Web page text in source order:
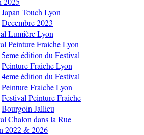
Japan Touch Lyon
Decembre 2023
Lumière Lyon
Peinture Fraiche Lyon
5eme édition du Festival
Peinture Fraiche Lyon
4eme édition du Festival
Peinture Fraiche Lyon
Festival Peinture Fraiche
Bourgoin Jallieu
Chalon dans la Rue
2022 & 2026